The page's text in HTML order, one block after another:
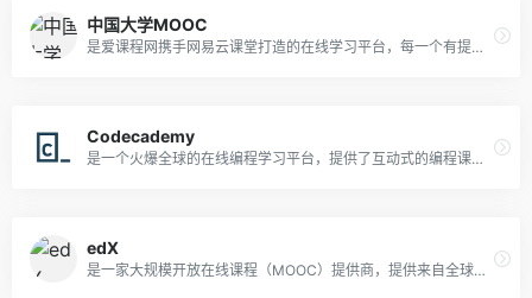
中国大学MOOC
是爱课程网携手网易云课堂打造的在线学习平台，每一个有提升愿望的人，都可以在这里学习中国优质的大学课程，学完还能获得认证证书。
Codecademy
是一个火爆全球的在线编程学习平台，提供了互动式的编程课程和编程挑战，帮助用户学习网页开发、数据科学和其他计算机科学相关主题。
edX
是一家大规模开放在线课程（MOOC）提供商，提供来自全球顶尖大学和组织的在线课程和证书。它是由哈佛大学和麻省理工学院创立的非营利组织。提供各种学科的课程，包括计算机科学和编程。该平台还提供Web开发，数据科学，机器学习等相关主题的课程。